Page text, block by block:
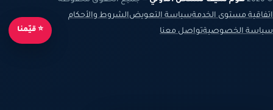
اتفاقية مستوى الخدمةسياسة التعويضالشروط والأحكام
سياسة الخصوصيةتواصل معنا ⭐ قيّمنا